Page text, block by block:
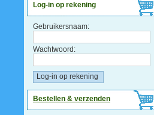
Log-in op rekening
Gebruikersnaam:
Wachtwoord:
Bestellen & verzenden